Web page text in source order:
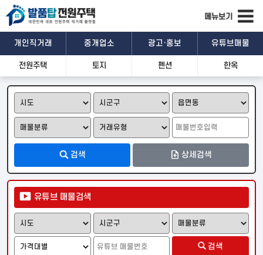
개인직거래 중개업소 광고·홍보 유튜브매물
전원주택 토지 펜션 한옥
검색 상세검색
유튜브 매물검색
검색
카톡공유
기본정보
상세설명
위치 및 주변시설